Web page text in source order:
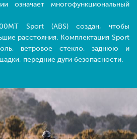
многофункциональный
Sport (ABS) создан, чтобы
расстояния. Комплектация Sport
ветровое стекло, заднюю и
передние дуги безопасности.